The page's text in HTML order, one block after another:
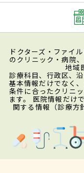
ドクターズ・ファイ
のクリニック・病院
地域
診療科目、行政区、
基本情報だけでなく
条件に合ったクリニ
ます。 医院情報だけ
関する情報（診療方